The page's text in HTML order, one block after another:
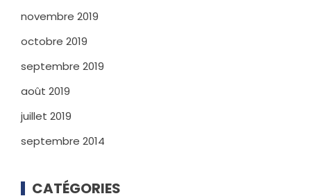
novembre 2019
octobre 2019
septembre 2019
août 2019
juillet 2019
septembre 2014
CATÉGORIES